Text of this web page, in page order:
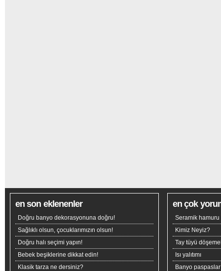
en son eklenenler
Doğru banyo dekorasyonuna doğru!
Sağlıklı olsun, çocuklarımızın olsun!
Doğru halı seçimi yapın!
Bebek beşiklerine dikkat edin!
Klasik tarza ne dersiniz?
en çok
Seramik hamuru
Kimiz Neyiz?
Tay tüyü
Isı yalıtımı
Banyo